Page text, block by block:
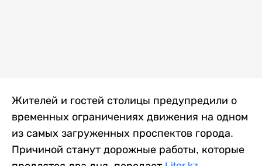
Жителей и гостей столицы предупредили о
временных ограничениях движения на одном
из самых загруженных проспектов города.
Причиной станут дорожные работы, которые